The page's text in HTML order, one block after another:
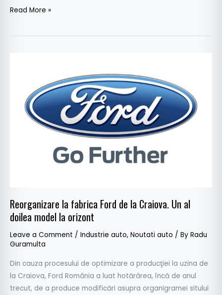
Read More »
Reorganizare la fabrica Ford de la Craiova. Un al
doilea model la orizont
Leave a Comment / Industrie auto, Noutati auto / By Radu
Guramulta
Din cauza procesului de optimizare a producţiei la uzina de
la Craiova, Ford România a luat hotărârea, încă de anul
trecut, de a produce modificări asupra organigramei sitului
orizont